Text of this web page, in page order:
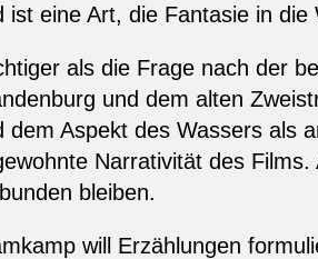
ist eine Art, die Fantasie in
als die Frage nach der
und dem alten
dem Aspekt des Wassers als
Narrativität des
bleiben.
will Erzählungen